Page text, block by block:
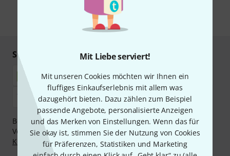
Mit Liebe serviert!
Mit unseren Cookies möchten wir Ihnen ein
fluffiges Einkaufserlebnis mit allem was
dazugehört bieten. Dazu zählen zum Beispiel
passende Angebote, personalisierte Anzeigen
und das Merken von Einstellungen. Wenn das für
Sie okay ist, stimmen Sie der Nutzung von Cookies
für Präferenzen, Statistiken und Marketing
Datenschutzhinweisen
* Pflichtfeld
Sicher einkaufen & bezahlen
Bezahlen Sie vertraulich und sicher per Nachnahme,
Vorkasse, PayPal, Amazon Pay,Klarna Sofort bezahlen,
Klarna Ratenzahlungoder Kreditkarte.